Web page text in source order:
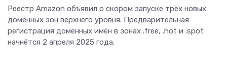
Реестр Amazon объявил о скором запуске трёх новых
доменных зон верхнего уровня. Предварительная
регистрация доменных имён в зонах .free, .hot и .spot
начнётся 2 апреля 2025 года.